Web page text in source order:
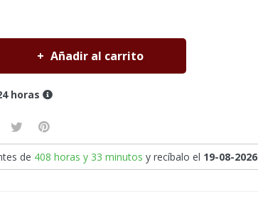
Añadir al carrito
horas
de 408 horas y 33 minutos y recíbalo el 19-08-2026